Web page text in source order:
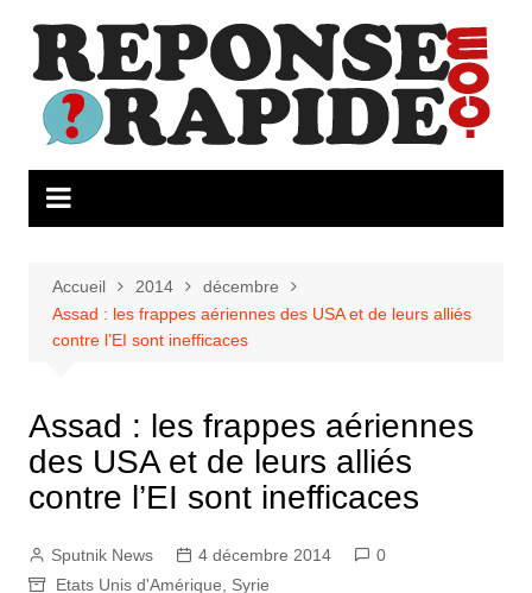
contenu
Accueil 2014
décembre
Assad : les frappes aériennes des USA et de leurs alliés
contre l’EI sont inefficaces
Assad : les frappes aériennes
des USA et de leurs alliés
contre l’EI sont inefficaces
Sputnik News 4 décembre 2014
0
Etats Unis d'Amérique
Syrie